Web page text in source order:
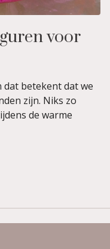
voor
dat betekent dat we
zijn. Niks zo
de warme